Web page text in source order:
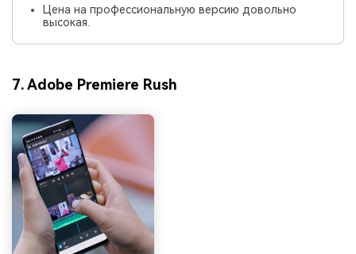
Цена на профессиональную версию довольно
высокая.
7. Adobe Premiere Rush